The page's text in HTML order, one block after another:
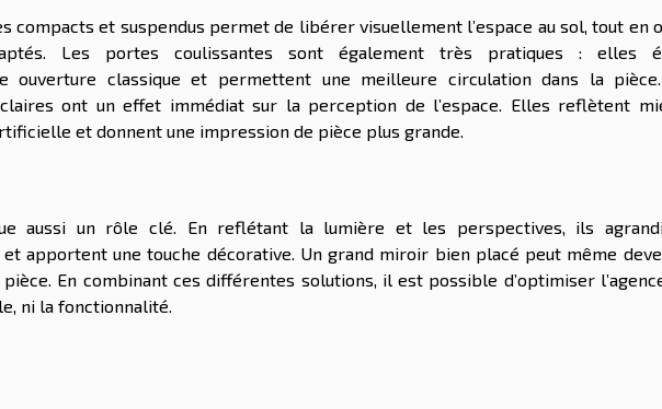
compacts et suspendus permet de libérer visuellement l’espace au sol, tout en
Les portes coulissantes sont également très pratiques : elles
ouverture classique et permettent une meilleure circulation dans la
ont un effet immédiat sur la perception de l’espace. Elles reflètent
et donnent une impression de pièce plus grande.
aussi un rôle clé. En reflétant la lumière et les perspectives, ils
et apportent une touche décorative. Un grand miroir bien placé peut même
En combinant ces différentes solutions, il est possible d’optimiser
ni la fonctionnalité.